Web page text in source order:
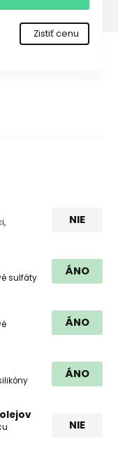
Zistiť cenu
NIE
sulfáty
ÁNO
ÁNO
ÁNO
NIE